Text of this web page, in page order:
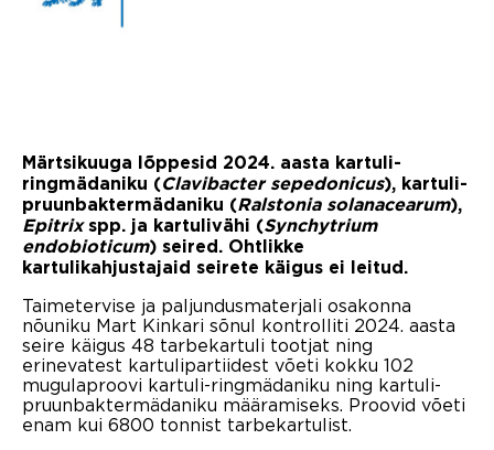
Märtsikuuga lõppesid 2024. aasta kartuli-
ringmädaniku (Clavibacter sepedonicus), kartuli-
pruunbaktermädaniku (Ralstonia solanacearum),
Epitrixspp. ja kartulivähi (Synchytrium
endobioticum) seired. Ohtlikke
kartulikahjustajaid seirete käigus ei leitud.
Taimetervise ja paljundusmaterjali osakonna
nõuniku Mart Kinkari sõnul kontrolliti 2024. aasta
seire käigus 48 tarbekartuli tootjat ning
erinevatest kartulipartiidest võeti kokku 102
mugulaproovi kartuli-ringmädaniku ning kartuli-
pruunbaktermädaniku määramiseks. Proovid võeti
enam kui 6800 tonnist tarbekartulist.